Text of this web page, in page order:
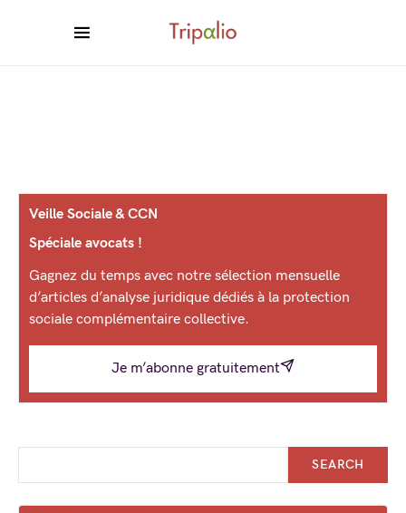
Veille Sociale & CCN
Spéciale avocats !
Gagnez du temps avec notre sélection mensuelle
d’articles d’analyse juridique dédiés à la protection
sociale complémentaire collective.
Je m’abonne gratuitement
SEARCH